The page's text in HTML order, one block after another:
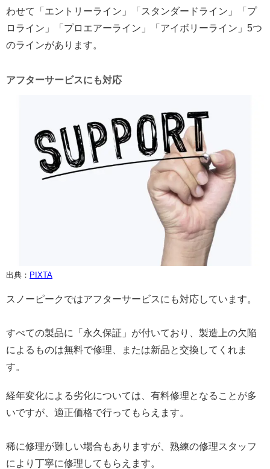
わせて「エントリーライン」「スタンダードライン」「プ
ロライン」「プロエアーライン」「アイボリーライン」5つ
のラインがあります。
アフターサービスにも対応
出典： PIXTA
スノーピークではアフターサービスにも対応しています。
すべての製品に「永久保証」が付いており、製造上の欠陥
によるものは無料で修理、または新品と交換してくれま
す。
経年変化による劣化については、有料修理となることが多
いですが、適正価格で行ってもらえます。
稀に修理が難しい場合もありますが、熟練の修理スタッフ
により丁寧に修理してもらえます。